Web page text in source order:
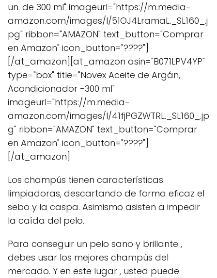
un. de 300 ml" imageurl="https://m.media-
amazon.com/images/I/51OJ4LramaL._SL160_.j
pg" ribbon="AMAZON" text_button="Comprar
en Amazon" icon_button="????"]
[/at_amazon][at_amazon asin="B071LPV4YP"
type="box" title="Novex Aceite de Argán,
Acondicionador -300 ml"
imageurl="https://m.media-
amazon.com/images/I/41fjPGZWTRL._SL160_.jp
g" ribbon="AMAZON" text_button="Comprar
en Amazon" icon_button="????"]
[/at_amazon]
Los champús tienen características
limpiadoras, descartando de forma eficaz el
sebo y la caspa. Asimismo asisten a impedir
la caída del pelo.
Para conseguir un pelo sano y brillante ,
debes usar los mejores champús del
mercado. Y en este lugar , usted puede